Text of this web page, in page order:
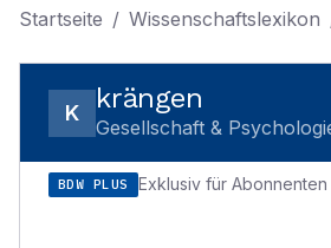
Startseite / Wissenschaftslexikon
K krängen
Gesellschaft &
BDW PLUS Exklusiv für Abonnenten